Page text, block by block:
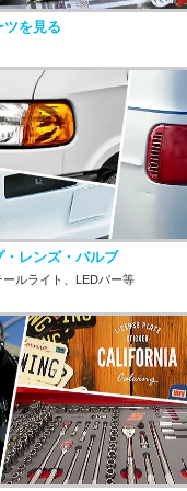
ツを見る
・レンズ・バルブ
ルライト、LEDバー等